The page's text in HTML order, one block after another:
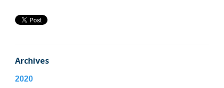
Archives
2020